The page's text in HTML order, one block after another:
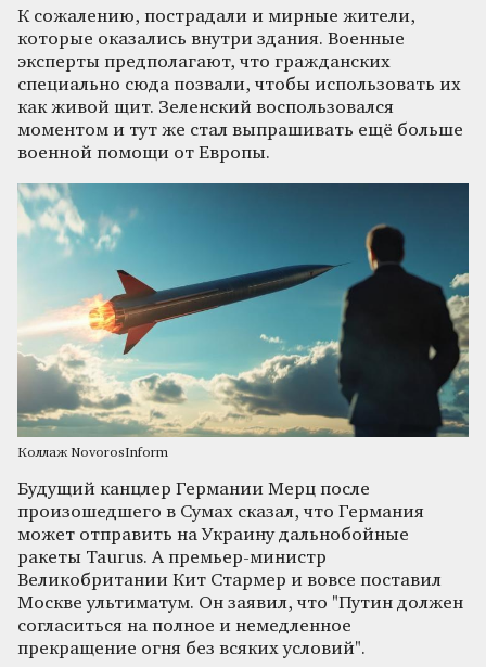
К сожалению, пострадали и мирные жители,
которые оказались внутри здания. Военные
эксперты предполагают, что гражданских
специально сюда позвали, чтобы использовать их
как живой щит. Зеленский воспользовался
моментом и тут же стал выпрашивать ещё больше
военной помощи от Европы.
Коллаж NovorosInform
Будущий канцлер Германии Мерц после
произошедшего в Сумах сказал, что Германия
может отправить на Украину дальнобойные
ракеты Taurus. А премьер-министр
Великобритании Кит Стармер и вовсе поставил
Москве ультиматум. Он заявил, что "Путин должен
согласиться на полное и немедленное
прекращение огня без всяких условий".